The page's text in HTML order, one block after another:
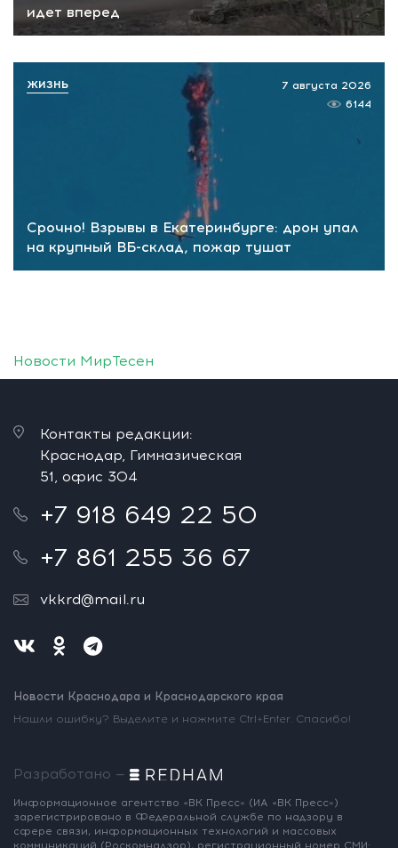
идет вперед
Срочно! Взрывы в Екатеринбурге: дрон упал
на крупный ВБ-склад, пожар тушат
7 августа 2026
6144
ЖИЗНЬ
Новости МирТесен
Контакты редакции:
Краснодар, Гимназическая
51, офис 304
+7 918 649 22 50
+7 861 255 36 67
vkkrd@mail.ru
Новости Краснодара и Краснодарского края
Нашли ошибку? Выделите и нажмите Ctrl+Enter. Спасибо!
Разработано —
Информационное агентство «ВК Пресс» (ИА «ВК Пресс»)
зарегистрировано в Федеральной службе по надзору в
сфере связи, информационных технологий и массовых
коммуникаций (Роскомнадзор), регистрационный номер СМИ: